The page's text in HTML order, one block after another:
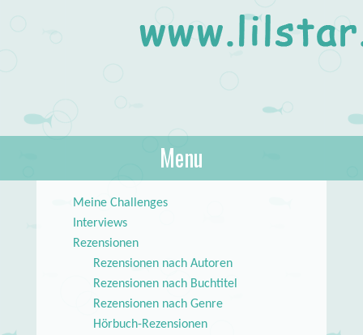
About Books
lilstar.de
Menu
Meine Challenges
Interviews
Rezensionen
Rezensionen nach Autoren
Rezensionen nach Buchtitel
Rezensionen nach Genre
Hörbuch-Rezensionen